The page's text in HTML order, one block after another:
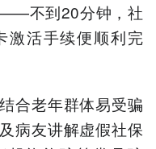
不到20分钟，社
激活手续便顺利完
合老年群体易受骗
病友讲解虚假社保